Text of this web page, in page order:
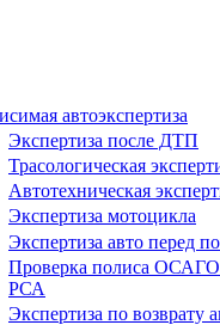
автоэкспертиза
Экспертиза после ДТП
Трасологическая
Автотехническая
Экспертиза мотоцикла
Экспертиза авто перед
Проверка полиса ОСАГО
РСА
Экспертиза по возврату